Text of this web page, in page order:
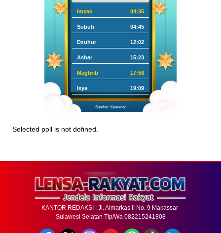
Imsak 04:35
Subuh 04:45
Dzuhur 12:02
Ashar 15:23
Maghrib 17:58
Isya 19:09
Sumber: Kemenag
Selected poll is not defined.
KANTOR REDAKSI : Jl. Almarkas II No. 9 Makassar-
Sulawesi Selatan Tlp/Wa 082215241808